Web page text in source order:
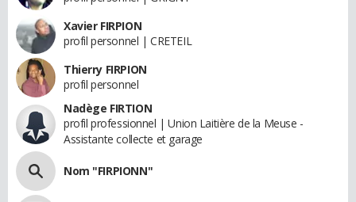
Xavier FIRPION
profil personnel | CRETEIL
Thierry FIRPION
profil personnel
Nadège FIRTION
profil professionnel | Union Laitière de la Meuse -
Assistante collecte et garage
Nom "FIRPIONN"